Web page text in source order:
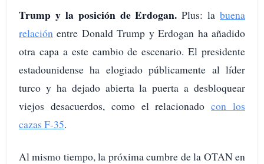
Trump y la posición de Erdogan.Plus: la buena
relación entre Donald Trump y Erdogan ha añadido
otra capa a este cambio de escenario. El presidente
estadounidense ha elogiado públicamente al líder
turco y ha dejado abierta la puerta a desbloquear
viejos desacuerdos, como el relacionadocon los
cazas F-35.
Al mismo tiempo, la próxima cumbre de la OTAN en